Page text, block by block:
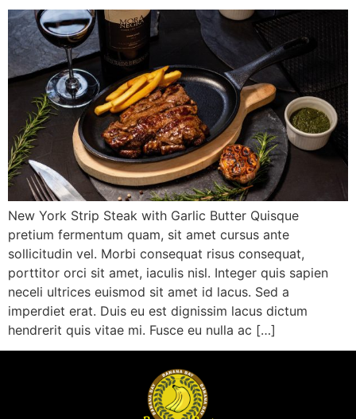
New York Strip Steak with Garlic Butter Quisque
pretium fermentum quam, sit amet cursus ante
sollicitudin vel. Morbi consequat risus consequat,
porttitor orci sit amet, iaculis nisl. Integer quis sapien
neceli ultrices euismod sit amet id lacus. Sed a
imperdiet erat. Duis eu est dignissim lacus dictum
hendrerit quis vitae mi. Fusce eu nulla ac […]